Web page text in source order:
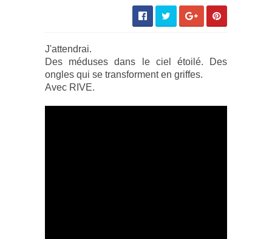
J'attendrai.
Des méduses dans le ciel étoilé. Des
ongles qui se transforment en griffes.
Avec RIVE.